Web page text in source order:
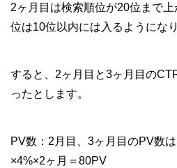
2ヶ月目は検索順位が20位まで
位は10位以内には入るようにな
すると、2ヶ月目と3ヶ月目の
ったとします。
PV数：2月目、3ヶ月目のPV数
×4%×2ヶ月＝80PV